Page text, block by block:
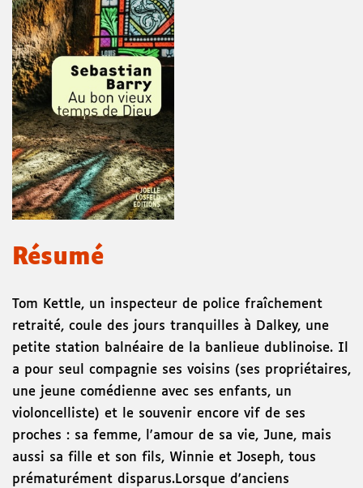
Résumé
Tom Kettle, un inspecteur de police fraîchement
retraité, coule des jours tranquilles à Dalkey, une
petite station balnéaire de la banlieue dublinoise. Il
a pour seul compagnie ses voisins (ses propriétaires,
une jeune comédienne avec ses enfants, un
violoncelliste) et le souvenir encore vif de ses
proches : sa femme, l'amour de sa vie, June, mais
aussi sa fille et son fils, Winnie et Joseph, tous
prématurément disparus.Lorsque d'anciens